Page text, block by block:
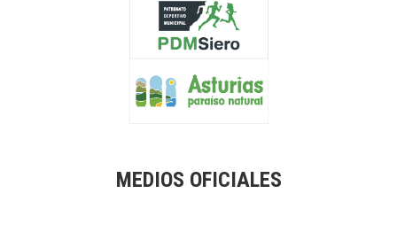
MEDIOS OFICIALES